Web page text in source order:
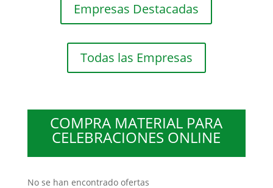
Empresas Destacadas
Todas las Empresas
COMPRA MATERIAL PARA
CELEBRACIONES ONLINE
No se han encontrado ofertas